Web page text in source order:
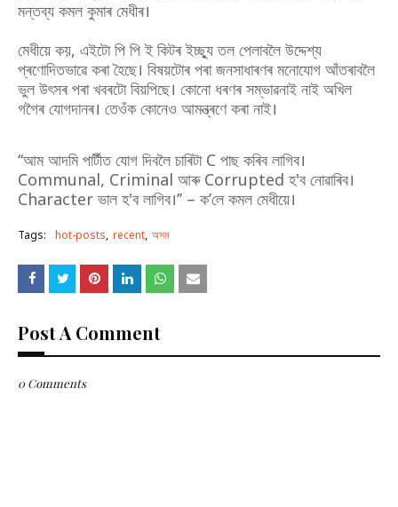
মন্তব্য কমল কুমাৰ মেধীৰ।
মেধীয়ে কয়, এইটো পি পি ই কিটৰ ইচ্ছ্যু তল পেলাবলৈ উদ্দেশ্য
প্ৰণোদিতভাৱে কৰা হৈছে। বিষয়টোৰ পৰা জনসাধাৰণৰ মনোযোগ আঁতৰাবলৈ
ভুল উৎসৰ পৰা খবৰটো বিয়পিছে। কোনো ধৰণৰ সম্ভাৱনাই নাই অখিল
গগৈৰ যোগদানৰ। তেওঁক কোনেও আমন্ত্ৰণে কৰা নাই।
‘‘আম আদমি পাৰ্টীত যোগ দিবলৈ চাৰিটা C পাছ কৰিব লাগিব।
Communal, Criminal আৰু Corrupted হ'ব নোৱাৰিব।
Character ভাল হ'ব লাগিব।’’ – ক’লে কমল মেধীয়ে।
Tags: hot-posts recent অসম
Post A Comment
0 Comments